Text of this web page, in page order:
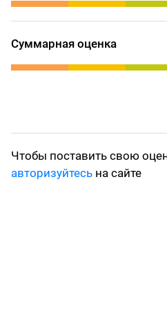
Суммарная оценка
Чтобы поставить свою
авторизуйтесь на сайте